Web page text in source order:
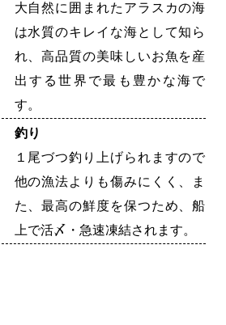
大自然に囲まれたアラスカの海
は水質のキレイな海として知ら
れ、高品質の美味しいお魚を産
出する世界で最も豊かな海で
す。
釣り
１尾づつ釣り上げられますので
他の漁法よりも傷みにくく、ま
た、最高の鮮度を保つため、船
上で活〆・急速凍結されます。